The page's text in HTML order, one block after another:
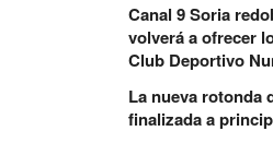
Canal 9 Soria
volverá a ofrecer
Club Deportivo
La nueva rotonda
finalizada a